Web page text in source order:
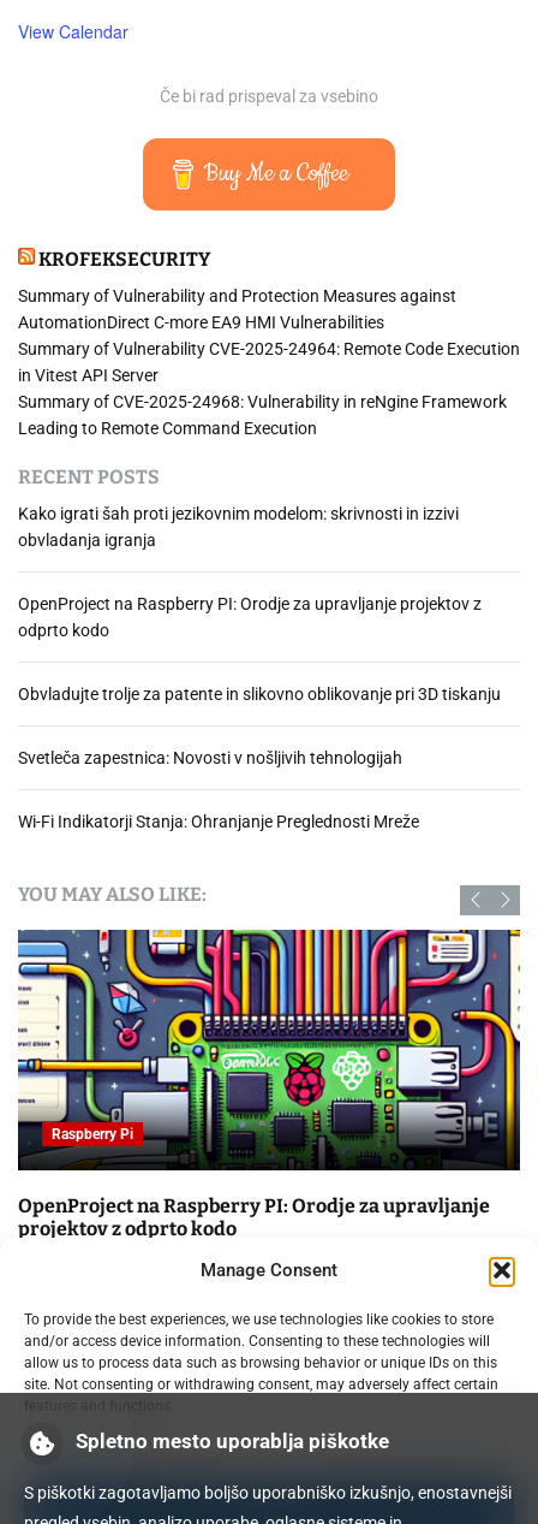
Manage Consent
To provide the best experiences, we use technologies like cookies to store
and/or access device information. Consenting to these technologies will
allow us to process data such as browsing behavior or unique IDs on this
site. Not consenting or withdrawing consent, may adversely affect certain
features and functions.
Manage services
Accept
View Calendar
Če bi rad prispeval za vsebino
Buy Me a Coffee
KROFEKSECURITY
Summary of Vulnerability and Protection Measures against
AutomationDirect C-more EA9 HMI Vulnerabilities
Summary of Vulnerability CVE-2025-24964: Remote Code Execution
in Vitest API Server
Summary of CVE-2025-24968: Vulnerability in reNgine Framework
Leading to Remote Command Execution
RECENT POSTS
Kako igrati šah proti jezikovnim modelom: skrivnosti in izzivi
obvladanja igranja
OpenProject na Raspberry PI: Orodje za upravljanje projektov z
odprto kodo
Obvladujte trolje za patente in slikovno oblikovanje pri 3D tiskanju
Svetleča zapestnica: Novosti v nošljivih tehnologijah
Wi-Fi Indikatorji Stanja: Ohranjanje Preglednosti Mreže
YOU MAY ALSO LIKE:
Raspberry Pi
OpenProject na Raspberry PI: Orodje za upravljanje
projektov z odprto kodo
Spletno mesto uporablja piškotke
S piškotki zagotavljamo boljšo uporabniško izkušnjo, enostavnejši